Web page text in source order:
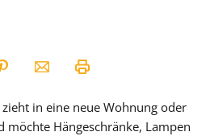
in eine neue Wohnung oder
möchte Hängeschränke, Lampen